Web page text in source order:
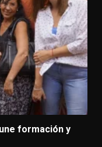
formación y